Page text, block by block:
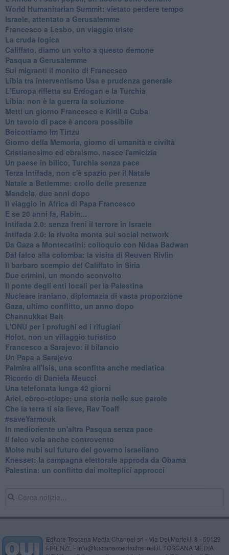
World Humanitarian Summit: vietato perdere tempo
Israele, attentato a Gerusalemme
Francesco a Lesbo, un viaggio triste
La cruda logica
Califfato, diamo un volto a questo demone
Pasqua a Gerusalemme
Sui migranti il monito di Francesco
Libia tra interventismo Usa e prudenza generale
L'Europa rifletta su Erdogan e la Turchia
Libia: non è la guerra la soluzione
Metti un giorno Francesco e Kirill a Cuba
Un tavolo di pace è ancora possibile
Boicottiamo Im Tirtzu
Giorno della Memoria, giorno di umanità e civiltà
Cristianesimo ed ebraismo, nasce l'amicizia
Un paese in bilico, Turchia senza pace
Terza Intifada, non c'è spazio per il Natale
Natale a Betlemme: crollo delle presenze
Mandela, due anni dopo
Il viaggio in Africa di Papa Francesco
E se 20 anni fa, Rabin...
Intifada 2.0: senza freni il terrore in Israele
Intifada 2.0: la rivolta monta sui social network
Da Gaza a Montecatini: colloquio con Nidaa Badwan
Dal falco alla colomba: la visita di Reuven Rivlin
Il barbaro scempio del Califfato in Siria
Due crimini, un mondo sconvolto
Il ponte degli enti locali per la Palestina
Nucleare iraniano, diplomazia di vasta proporzione
Gaza, ultimo conflitto, un anno dopo
Channukkat Bait
L'ONU per i profughi ed i rifugiati
Holot, non un villaggio turistico
Francesco a Sarajevo: il bilancio
Un Papa a Sarajevo
Palmira all'Isis, una sconfitta anche mediatica
Ricordo di Daniela Meucci
​Una telefonata lunga 42 giorni
​Ariel, ebreo-etiope: una storia nelle sue parole
Che la terra ti sia lieve, Rav Toaff
​#saveYarmouk
​In medioriente un'altra Pasqua senza pace
​Il falco vola anche controvento
Molte nubi sul futuro del governo israeliano
Knesset: la campagna elettorale approda da Obama
Palestina: un conflitto dai molteplici approcci
Editore Toscana Media Channel srl - Via Dei Martelli, 8 - 50129
FIRENZE - info@toscanamediachannel.it. TOSCANA MEDIA